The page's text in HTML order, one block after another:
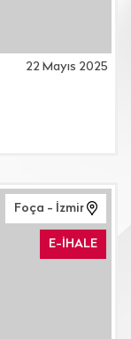
22 Mayıs 2025
Foça - İzmir
E-İHALE